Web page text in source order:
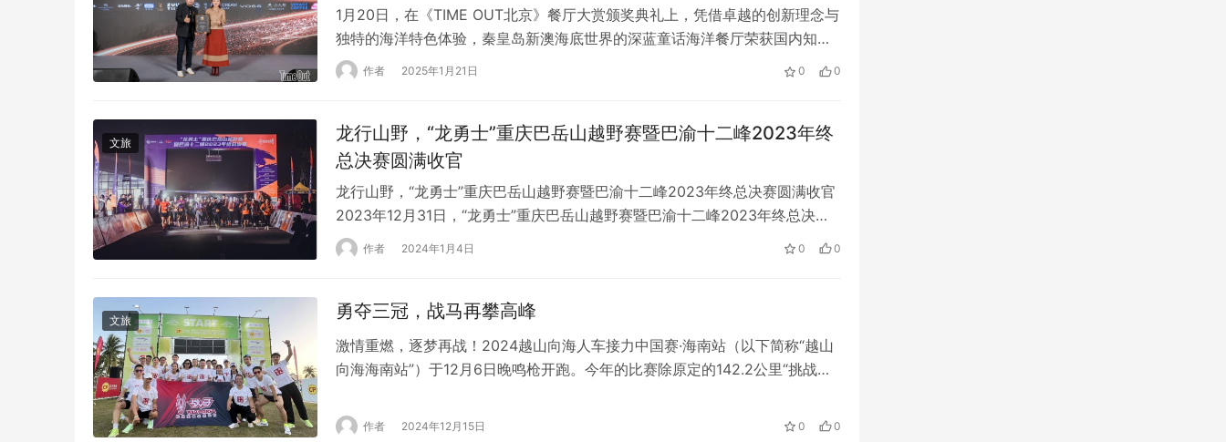
1月20日，在《TIME OUT北京》餐厅大赏颁奖典礼上，凭借卓越的创新理念与
独特的海洋特色体验，秦皇岛新澳海底世界的深蓝童话海洋餐厅荣获国内知名
生活方式媒体和城市探索先锋《TIME OUT北京》的“年度文旅创新餐厅”奖。圣
作者 2025年1月21日 0 0
文旅
龙行山野，“龙勇士”重庆巴岳山越野赛暨巴渝十二峰2023年终
总决赛圆满收官
龙行山野，“龙勇士”重庆巴岳山越野赛暨巴渝十二峰2023年终总决赛圆满收官
2023年12月31日，“龙勇士”重庆巴岳山越野赛暨巴渝十二峰2023年终总决赛
在重庆巴渝十二景之——巴岳山玄天湖景区举办。凌晨7点，50公里选手踏着
作者 2024年1月4日 0 0
文旅 勇夺三冠，战马再攀高峰
激情重燃，逐梦再战！2024越山向海人车接力中国赛·海南站（以下简称“越山
向海海南站”）于12月6日晚鸣枪开跑。今年的比赛除原定的142.2公里“挑战组”
而这场跨越山海的年终跑步盛宴对更多的跑者伸出橄榄枝，让其更具包容性。
作者 2024年12月15日 0 0